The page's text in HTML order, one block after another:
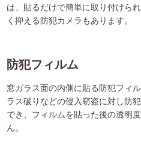
は、貼るだけで簡単に取り付けら
く抑える防犯カメラもあります。
防犯フィルム
窓ガラス面の内側に貼る防犯フィ
ラス破りなどの侵入窃盗に対し防
でき、フィルムを貼った後の透明
ん。